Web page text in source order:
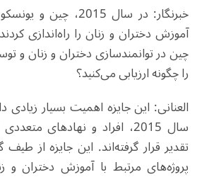
خبرنگار: در سال
آموزش دختران و زنان را راه‌اندازی
چین در توانمندسازی دختران و زنان و
را چگونه ارزیابی می‌کنید؟
العنانی: این جایزه اهمیت بسیار زیادی
سال 2015، افراد و نهادهای
تقدیر قرار گرفته‌اند. این جایزه از
پروژه‌های مرتبط با آموزش دختران